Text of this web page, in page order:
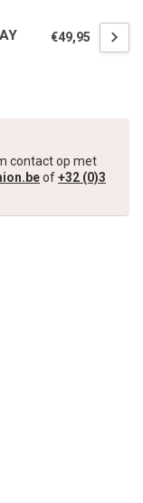
€49,95
contact op met
of+32 (0)3
bestelling
van €45,00